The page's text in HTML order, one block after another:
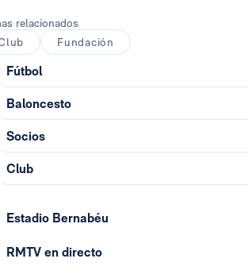
relacionados
Fundación
Fútbol
Baloncesto
Socios
Club
Estadio Bernabéu
RMTV en directo